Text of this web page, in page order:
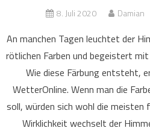
8. Juli 2020 Damian
An manchen Tagen leuchtet der
rötlichen Farben und begeistert
Wie diese Färbung entsteht,
WetterOnline. Wenn man die
soll, würden sich wohl die meisten
Wirklichkeit wechselt der